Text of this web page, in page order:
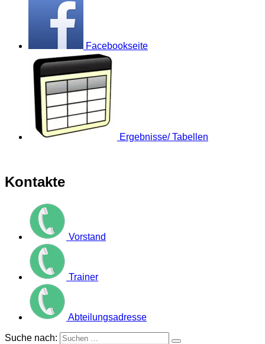
Facebookseite
Ergebnisse/ Tabellen
Kontakte
Vorstand
Trainer
Abteilungsadresse
Suche nach: